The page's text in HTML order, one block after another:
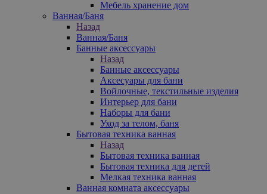
Мебель хранение дом
Ванная/Баня
Назад
Ванная/Баня
Банные аксессуары
Назад
Банные аксессуары
Аксесуары для бани
Войлочные, текстильные изделия
Интерьер для бани
Наборы для бани
Уход за телом, баня
Бытовая техника ванная
Назад
Бытовая техника ванная
Бытовая техника для детей
Мелкая техника ванная
Ванная комната аксессуары